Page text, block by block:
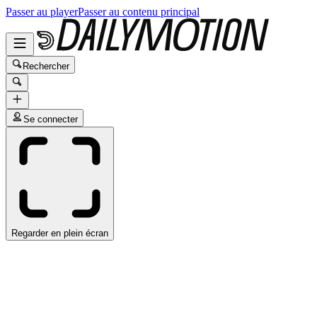
Passer au playerPasser au contenu principal
Rechercher
Se connecter
Regarder en plein écran